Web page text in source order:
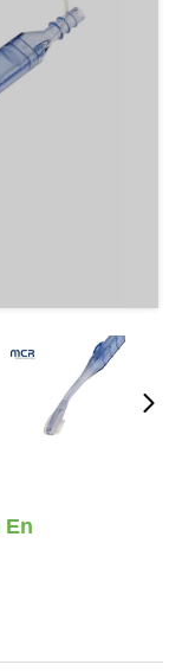
En